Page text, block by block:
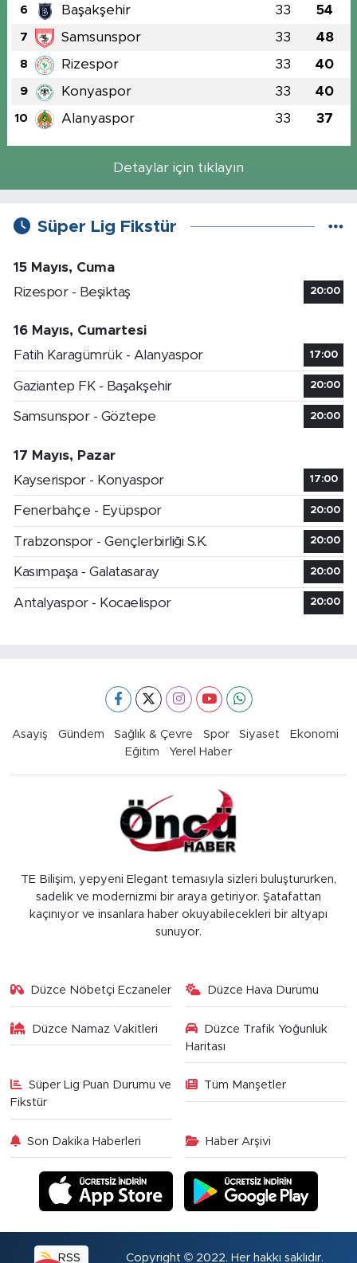
6 Başakşehir 33 54
7 Samsunspor 33 48
8 Rizespor 33 40
9 Konyaspor 33 40
10 Alanyaspor 33 37
Detaylar için tıklayın
Süper Lig Fikstür
15 Mayıs, Cuma
Rizespor - Beşiktaş
20:00
16 Mayıs, Cumartesi
Fatih Karagümrük - Alanyaspor
17:00
Gaziantep FK - Başakşehir 20:00
Samsunspor - Göztepe 20:00
17 Mayıs, Pazar
Kayserispor - Konyaspor
17:00
Fenerbahçe - Eyüpspor 20:00
Trabzonspor - Gençlerbirliği S.K. 20:00
Kasımpaşa - Galatasaray 20:00
Antalyaspor - Kocaelispor 20:00
Asayiş Gündem Sağlık & Çevre Spor Siyaset
Ekonomi
Eğitim
Yerel Haber
TE Bilişim, yepyeni Elegant temasıyla sizleri buluştururken,
sadelik ve modernizmi bir araya getiriyor. Şatafattan
kaçınıyor ve insanlara haber okuyabilecekleri bir altyapı
sunuyor.
Düzce Nöbetçi Eczaneler Düzce Hava Durumu
Düzce Namaz Vakitleri
Düzce Trafik Yoğunluk
Haritası
Süper Lig Puan Durumu ve
Fikstür
Tüm Manşetler
Son Dakika Haberleri Haber Arşivi
RSS Copyright © 2022. Her hakkı saklıdır.